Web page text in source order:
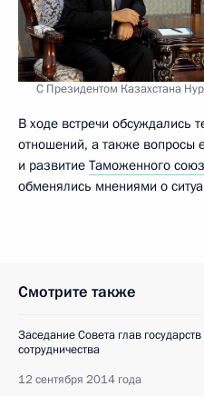
С Президентом Казахстана
В ходе встречи обсуждались
отношений, а также вопросы
и развитие Таможенного
обменялись мнениями о
Смотрите также
Заседание Совета глав
сотрудничества
12 сентября 2014 года